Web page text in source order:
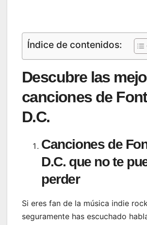
Índice de contenidos:
Descubre las
canciones de
D.C.
Canciones de
D.C. que no te
perder
Si eres fan de la música indie
seguramente has escuchado